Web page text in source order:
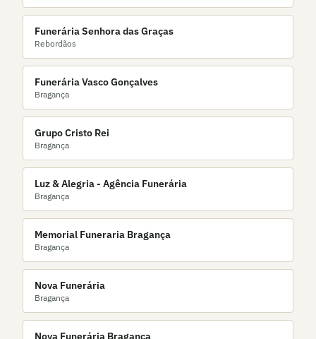
Funerária Senhora das Graças
Rebordãos
Funerária Vasco Gonçalves
Bragança
Grupo Cristo Rei
Bragança
Luz & Alegria - Agência Funerária
Bragança
Memorial Funeraria Bragança
Bragança
Nova Funerária
Bragança
Nova Funerária Bragança